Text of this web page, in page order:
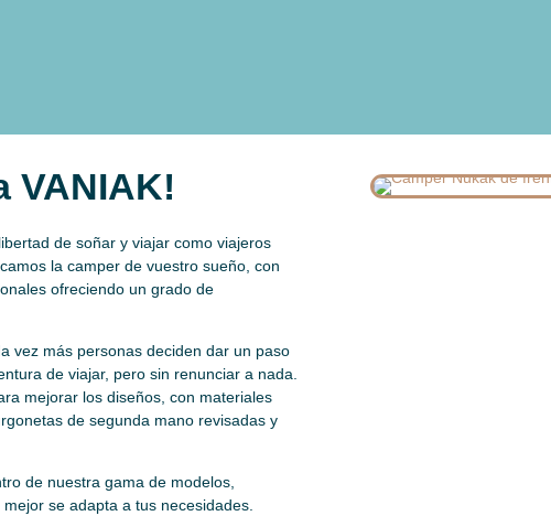
VANIAK!
de soñar y viajar como viajeros
la camper de vuestro sueño, con
ofreciendo un grado de
vez más personas deciden dar un paso
de viajar, pero sin renunciar a nada.
mejorar los diseños, con materiales
de segunda mano revisadas y
de nuestra gama de modelos,
se adapta a tus necesidades.